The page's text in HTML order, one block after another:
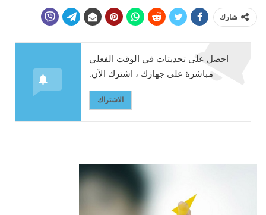
شارك
احصل على تحديثات في الوقت الفعلي
مباشرة على جهازك ، اشترك الآن.
الاشتراك